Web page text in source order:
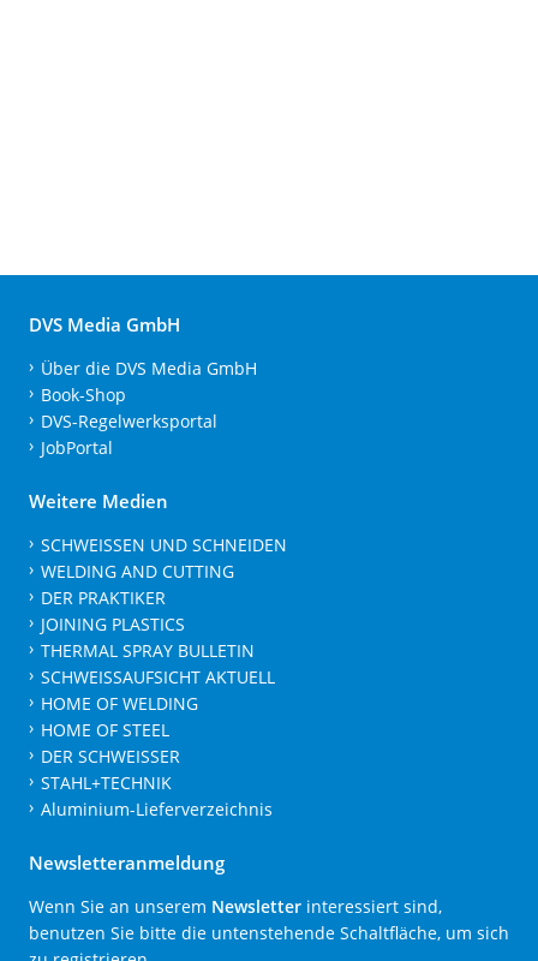
DVS Media GmbH
Über die DVS Media GmbH
Book-Shop
DVS-Regelwerksportal
JobPortal
Weitere Medien
SCHWEISSEN UND SCHNEIDEN
WELDING AND CUTTING
DER PRAKTIKER
JOINING PLASTICS
THERMAL SPRAY BULLETIN
SCHWEISSAUFSICHT AKTUELL
HOME OF WELDING
HOME OF STEEL
DER SCHWEISSER
STAHL+TECHNIK
Aluminium-Lieferverzeichnis
Newsletteranmeldung
Wenn Sie an unserem Newsletter interessiert sind,
benutzen Sie bitte die untenstehende Schaltfläche, um sich